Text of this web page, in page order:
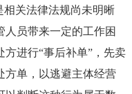
相关法律法规尚未明晰
人员带来一定的工作困
进行“事后补单”，先卖
方单，以逃避主体经营